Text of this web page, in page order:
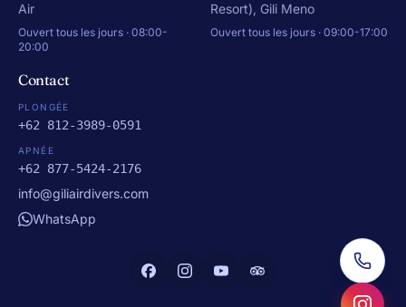
Air
Ouvert tous les jours · 08:00-
20:00
Resort), Gili Meno
Ouvert tous les jours · 09:00-17:00
Contact
PLONGÉE
+62 812-3989-0591
APNÉE
+62 877-5424-2176
info@giliairdivers.com
WhatsApp